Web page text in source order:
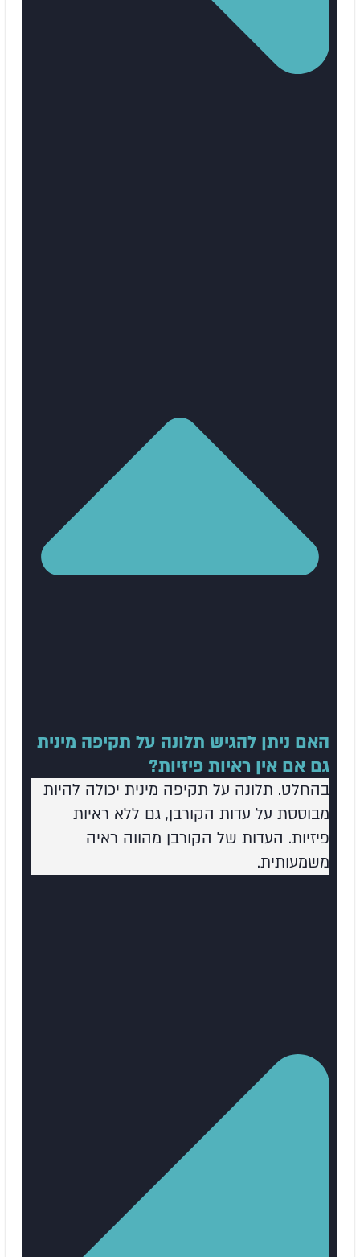
האם ניתן להגיש תלונה על תקיפה מינית
גם אם אין ראיות פיזיות?
בהחלט. תלונה על תקיפה מינית יכולה להיות
מבוססת על עדות הקורבן, גם ללא ראיות
פיזיות. העדות של הקורבן מהווה ראיה
משמעותית.